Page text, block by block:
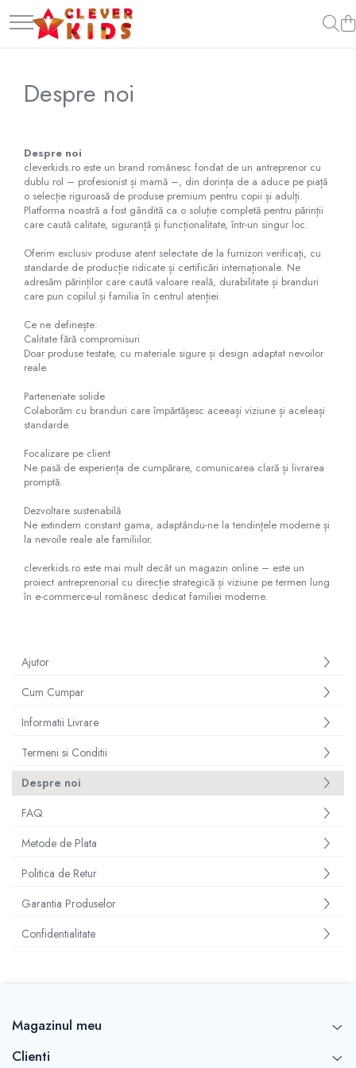
Copii
Termosuri pentru alimente
Sticla Aluminiu
Recipient tritan
Termosuri și recipiente termoizolante
Jucarii
Ingrijire personala
Servetele umede
Servetele Umede Copii
Gustări Bio pentru Copii
Hidratare Adulti
Termosuri și recipiente
Alimentatie
Oja Barbie Snails
Creta colorata pentru par
Stickere unghii
Tatuaje fata copii
Despre noi
Despre noi
cleverkids.ro este un brand românesc fondat de un antreprenor cu
dublu rol – profesionist și mamă –, din dorința de a aduce pe piață
o selecție riguroasă de produse premium pentru copii și adulți.
Platforma noastră a fost gândită ca o soluție completă pentru părinții
care caută calitate, siguranță și funcționalitate, într-un singur loc.
Oferim exclusiv produse atent selectate de la furnizori verificați, cu
standarde de producție ridicate și certificări internaționale. Ne
adresăm părinților care caută valoare reală, durabilitate și branduri
care pun copilul și familia în centrul atenției.
Ce ne definește:
Calitate fără compromisuri
Doar produse testate, cu materiale sigure și design adaptat nevoilor
reale.
Parteneriate solide
Colaborăm cu branduri care împărtășesc aceeași viziune și aceleași
standarde.
Focalizare pe client
Ne pasă de experiența de cumpărare, comunicarea clară și livrarea
promptă.
Dezvoltare sustenabilă
Ne extindem constant gama, adaptându-ne la tendințele moderne și
la nevoile reale ale familiilor.
cleverkids.ro este mai mult decât un magazin online – este un
proiect antreprenorial cu direcție strategică și viziune pe termen lung
în e-commerce-ul românesc dedicat familiei moderne.
Ajutor
Cum Cumpar
Informatii Livrare
Termeni si Conditii
Despre noi
FAQ
Metode de Plata
Politica de Retur
Garantia Produselor
Confidentialitate
Magazinul meu
Clienti